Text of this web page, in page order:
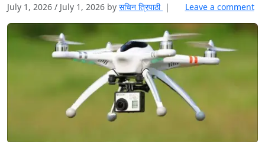
July 1, 2026 / July 1, 2026 by सचिन त्रिपाठी | Leave a comment